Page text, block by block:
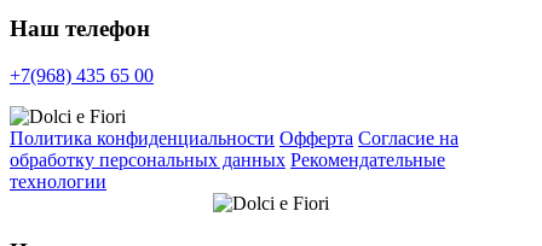
Наш телефон
+7(968) 435 65 00
Политика конфиденциальности Офферта Согласие на
обработку персональных данных Рекомендательные
технологии